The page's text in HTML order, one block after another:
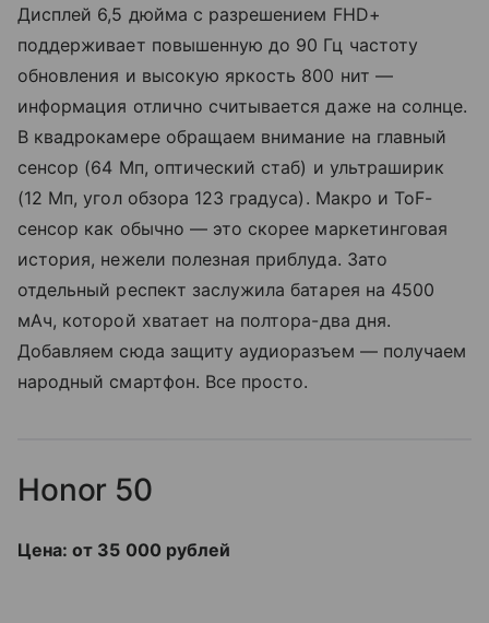
Дисплей 6,5 дюйма с разрешением FHD+
поддерживает повышенную до 90 Гц частоту
обновления и высокую яркость 800 нит —
информация отлично считывается даже на солнце.
В квадрокамере обращаем внимание на главный
сенсор (64 Мп, оптический стаб) и ультраширик
(12 Мп, угол обзора 123 градуса). Макро и ToF-
сенсор как обычно — это скорее маркетинговая
история, нежели полезная приблуда. Зато
отдельный респект заслужила батарея на 4500
мАч, которой хватает на полтора-два дня.
Добавляем сюда защиту аудиоразъем — получаем
народный смартфон. Все просто.
Honor 50
Цена: от 35 000 рублей